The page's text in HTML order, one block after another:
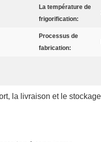
La température de
frigorification:
Processus de
fabrication:
la livraison et le